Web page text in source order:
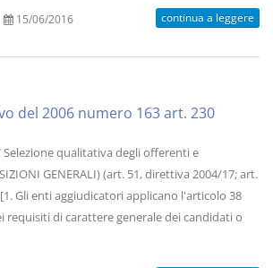
15/06/2016 continua a leggere
del 2006 numero 163 art. 230
Selezione qualitativa degli offerenti e
GENERALI) (art. 51, direttiva 2004/17; art.
Gli enti aggiudicatori applicano l'articolo 38
requisiti di carattere generale dei candidati o